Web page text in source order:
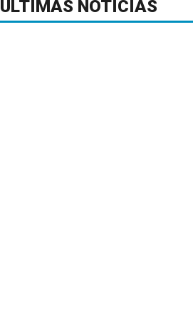
ÚLTIMAS NOTICIAS